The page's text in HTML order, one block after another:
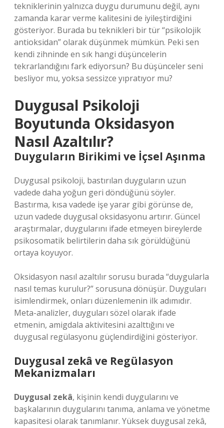
tekniklerinin yalnızca duygu durumunu değil, aynı
zamanda karar verme kalitesini de iyileştirdiğini
gösteriyor. Burada bu teknikleri bir tür “psikolojik
antioksidan” olarak düşünmek mümkün. Peki sen
kendi zihninde en sık hangi düşüncelerin
tekrarlandığını fark ediyorsun? Bu düşünceler seni
besliyor mu, yoksa sessizce yıpratıyor mu?
Duygusal Psikoloji
Boyutunda Oksidasyon
Nasıl Azaltılır?
Duyguların Birikimi ve İçsel Aşınma
Duygusal psikoloji, bastırılan duyguların uzun
vadede daha yoğun geri döndüğünü söyler.
Bastırma, kısa vadede işe yarar gibi görünse de,
uzun vadede duygusal oksidasyonu artırır. Güncel
araştırmalar, duygularını ifade etmeyen bireylerde
psikosomatik belirtilerin daha sık görüldüğünü
ortaya koyuyor.
Oksidasyon nasıl azaltılır sorusu burada “duygularla
nasıl temas kurulur?” sorusuna dönüşür. Duyguları
isimlendirmek, onları düzenlemenin ilk adımıdır.
Meta-analizler, duyguları sözel olarak ifade
etmenin, amigdala aktivitesini azalttığını ve
duygusal regülasyonu güçlendirdiğini gösteriyor.
Duygusal zekâ ve Regülasyon
Mekanizmaları
Duygusal zekâ, kişinin kendi duygularını ve
başkalarının duygularını tanıma, anlama ve yönetme
kapasitesi olarak tanımlanır. Yüksek duygusal zekâ,